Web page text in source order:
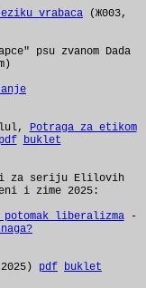
vrabaca (Ж003,
psu zvanom Dada
Potraga za etikom
pdf buklet
za seriju Elilovih
i zime 2025:
potomak liberalizma-
pdf buklet